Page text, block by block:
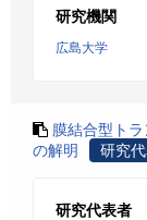
研究機関
広島大学
膜結合型ト
の解明
研究
研究代表者